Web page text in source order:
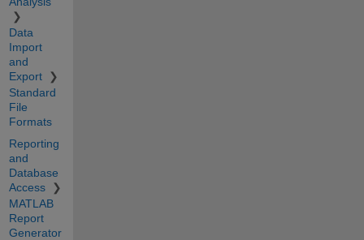
Data
Import
and
Export
Standard
File
Formats
Reporting
and
Database
Access
MATLAB
Report
Generator